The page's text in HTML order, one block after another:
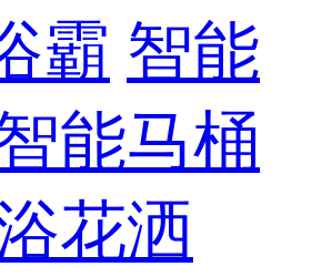
霸 智能
能马桶
花洒